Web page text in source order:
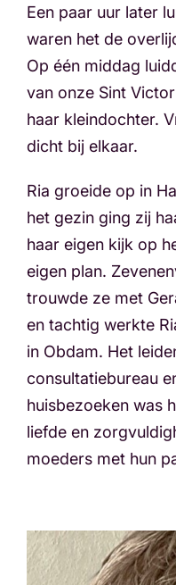
Een paar uur later
waren het de
Op één middag
van onze Sint
haar kleindochter.
dicht bij elkaar.
Ria groeide op in
het gezin ging zij
haar eigen kijk op
eigen plan.
trouwde ze met
en tachtig werkte
in Obdam. Het
consultatiebureau
huisbezoeken was
liefde en
moeders met hun